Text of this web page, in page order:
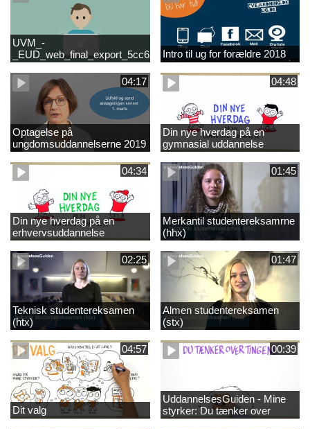
UVM_-
Intro til ug for forældre 2018
04:17
Optagelse på
ungdomsuddannelserne 2019
04:48
Din nye hverdag på en
gymnasial uddannelse
04:34
Din nye hverdag på en
erhvervsuddannelse
01:45
Merkantil studentereksamrne
(hhx)
02:25
Teknisk studentereksamen
(htx)
01:47
Almen studentereksamen
(stx)
04:57
Dit valg
00:39
UddannelsesGuiden - Mine
styrker: Du tænker over
tingene